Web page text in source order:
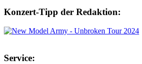
Konzert-Tipp der Redaktion:
Service: